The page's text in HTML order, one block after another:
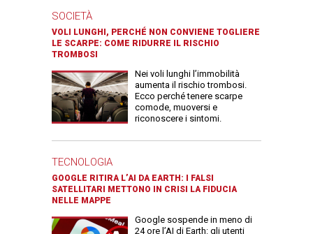
SOCIETÀ
VOLI LUNGHI, PERCHÉ NON CONVIENE TOGLIERE
LE SCARPE: COME RIDURRE IL RISCHIO
TROMBOSI
Nei voli lunghi l’immobilità
aumenta il rischio trombosi.
Ecco perché tenere scarpe
comode, muoversi e
riconoscere i sintomi.
TECNOLOGIA
GOOGLE RITIRA L’AI DA EARTH: I FALSI
SATELLITARI METTONO IN CRISI LA FIDUCIA
NELLE MAPPE
Google sospende in meno di
24 ore l’AI di Earth: gli utenti